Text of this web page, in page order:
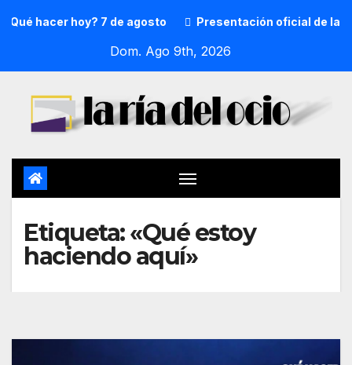
hacer hoy? 7 de agosto Presentación oficial de la
Dom. Ago 9th, 2026
Etiqueta:«Qué estoy
haciendo aquí»